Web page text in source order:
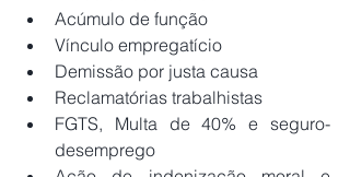
Acúmulo de função
Vínculo empregatício
Demissão por justa causa
Reclamatórias trabalhistas
FGTS, Multa de 40% e seguro-
desemprego